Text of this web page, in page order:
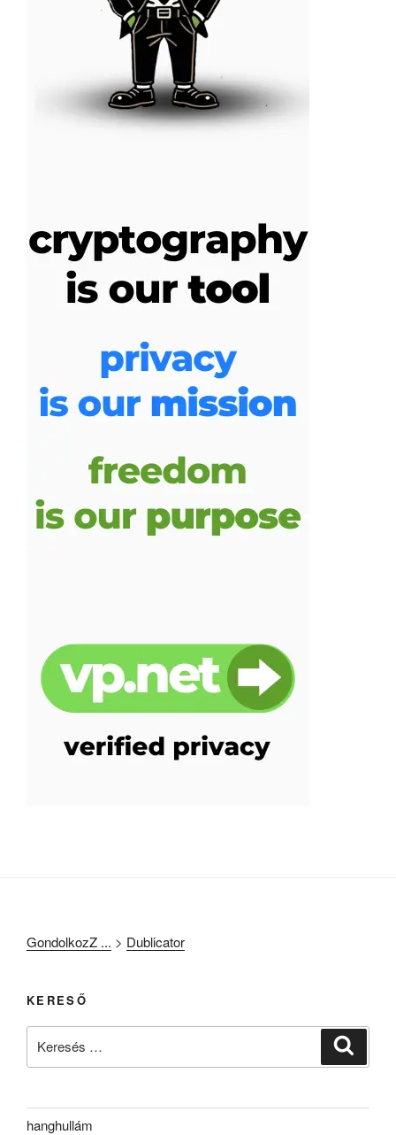
GondolkozZ ... > Dublicator
KERESŐ
hanghullám